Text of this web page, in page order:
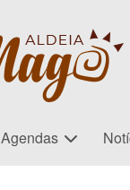
Agendas